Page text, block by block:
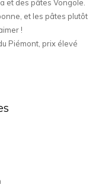
et des pâtes Vongole.
et les pâtes plutôt
!
Piémont, prix élevé